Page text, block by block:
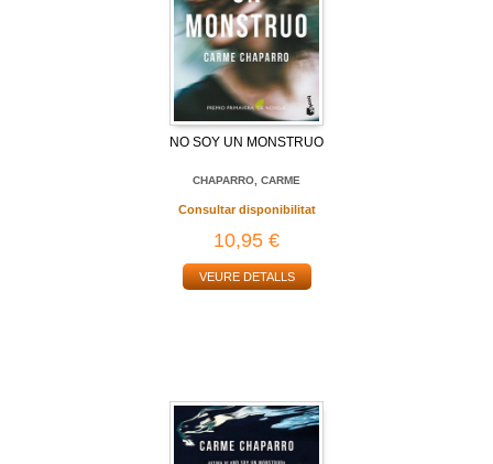
NO SOY UN MONSTRUO
CHAPARRO, CARME
Consultar disponibilitat
10,95 €
VEURE DETALLS